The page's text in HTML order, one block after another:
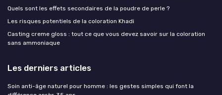
Quels sont les effets secondaires de la poudre de perle ?
Les risques potentiels de la coloration Khadi
Casting creme gloss : tout ce que vous devez savoir sur la coloration
sans ammoniaque
Les derniers articles
Soin anti-âge naturel pour homme : les gestes simples qui font la